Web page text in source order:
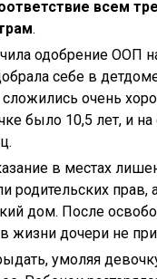
всем
.
одобрение ООП
себе в
сложились очень
было 10,5 лет, и
в местах
родительских прав,
дом. После
в жизни дочери не
умоляя